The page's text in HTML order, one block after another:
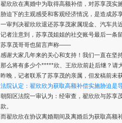
翟欣欣在离婚中为取得高额补偿，对苏享茂实
胁迫下的主观感受和客观经济情况，是造成苏
一审判决翟欣欣退还苏享茂家属现金、汽车共
记者注意到，苏享茂姐姐的社交账号最后一
苏享茂哥哥也留言声称——
感谢大家几年来的关心和支持！我们一直在
那么将有多少个*****欣、王欣欣前赴后继？请
昨晚，记者联系了苏享茂的亲属，但发稿前未
法院认定： 翟欣欣为获取高额补偿实施胁迫是
朝阳区法院一审认为：经审查，翟欣欣与苏享
款。
而翟欣欣在协议离婚期间及离婚后为获取高额